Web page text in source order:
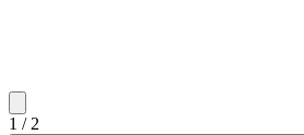
1 / 2